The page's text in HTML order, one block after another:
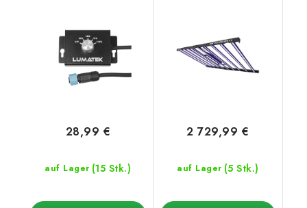
auf Lager (15 Stk.)
28,99 €
auf Lager (5 Stk.)
2 729,99 €